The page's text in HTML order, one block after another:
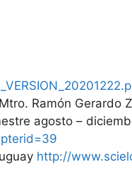
Ramón Gerardo
agosto –
http://